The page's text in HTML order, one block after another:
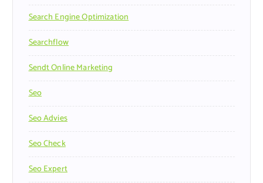
Search Engine Optimization
Searchflow
Sendt Online Marketing
Seo
Seo Advies
Seo Check
Seo Expert